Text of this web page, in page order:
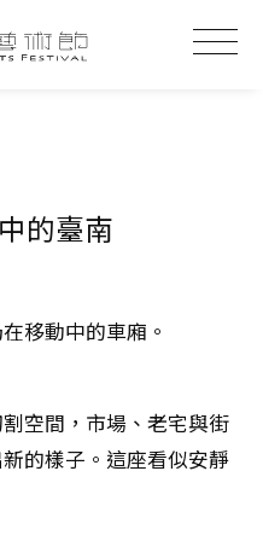
的臺南
移動中的車廂。
空間，市場、老宅與街
的樣子。這座看似安靜